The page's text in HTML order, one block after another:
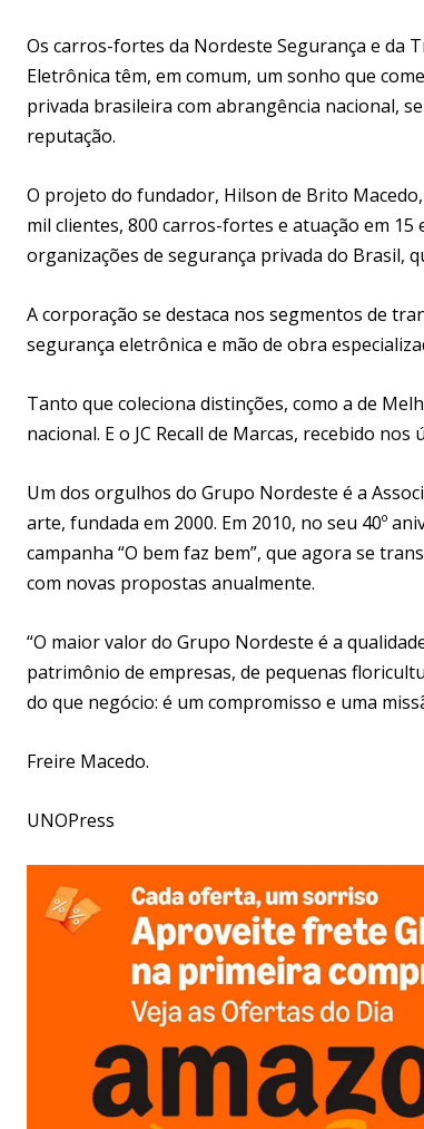
Os carros-fortes da Nordeste Segurança e da
Eletrônica têm, em comum, um sonho que
privada brasileira com abrangência nacional,
reputação.
O projeto do fundador, Hilson de Brito
mil clientes, 800 carros-fortes e atuação em
organizações de segurança privada do Brasil,
A corporação se destaca nos segmentos de
segurança eletrônica e mão de obra
Tanto que coleciona distinções, como a de
nacional. E o JC Recall de Marcas, recebido
Um dos orgulhos do Grupo Nordeste é a
arte, fundada em 2000. Em 2010, no seu 40º
campanha “O bem faz bem”, que agora se
com novas propostas anualmente.
“O maior valor do Grupo Nordeste é a
patrimônio de empresas, de pequenas
do que negócio: é um compromisso e uma
Freire Macedo.
UNOPress